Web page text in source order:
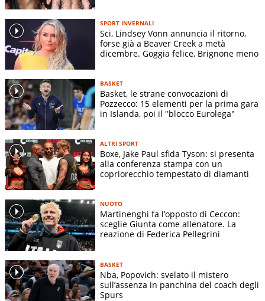
SPORT INVERNALI
Sci, Lindsey Vonn annuncia il ritorno,
forse già a Beaver Creek a metà
dicembre. Goggia felice, Brignone meno
BASKET
Basket, le strane convocazioni di
Pozzecco: 15 elementi per la prima gara
in Islanda, poi il "blocco Eurolega"
ALTRI SPORT
Boxe, Jake Paul sfida Tyson: si presenta
alla conferenza stampa con un
copriorecchio tempestato di diamanti
NUOTO
Martinenghi fa l’opposto di Ceccon:
sceglie Giunta come allenatore. La
reazione di Federica Pellegrini
BASKET
Nba, Popovich: svelato il mistero
sull’assenza in panchina del coach degli
Spurs